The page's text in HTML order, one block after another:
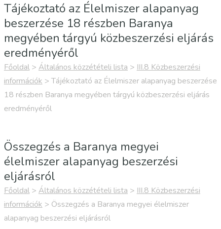
Tájékoztató az Élelmiszer alapanyag
beszerzése 18 részben Baranya
megyében tárgyú közbeszerzési eljárás
eredményéről
Főoldal > Általános közzétételi lista > III.8 Közbeszerzési
információk >Tájékoztató az Élelmiszer alapanyag beszerzése
18 részben Baranya megyében tárgyú közbeszerzési eljárás
eredményéről
Összegzés a Baranya megyei
élelmiszer alapanyag beszerzési
eljárásról
Főoldal > Általános közzétételi lista > III.8 Közbeszerzési
információk > Összegzés a Baranya megyei élelmiszer
alapanyag beszerzési eljárásról